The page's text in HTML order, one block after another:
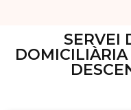
SERVEI
DOMICILIÀRIA